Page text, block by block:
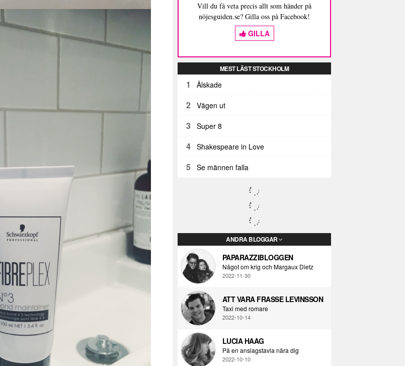
Vill du få veta precis allt som händer på
nöjesguiden.se? Gilla oss på Facebook!
GILLA
MEST LÄST STOCKHOLM
1 Älskade
2 Vägen ut
3 Super 8
4 Shakespeare in Love
5 Se männen falla
ANDRA BLOGGAR
PAPARAZZIBLOGGEN
Något om krig och Margaux Dietz
2022-11-30
ATT VARA FRASSE LEVINSSON
Taxi med romare
2022-10-14
LUCIA HAAG
På en anslagstavla nära dig
2022-10-10